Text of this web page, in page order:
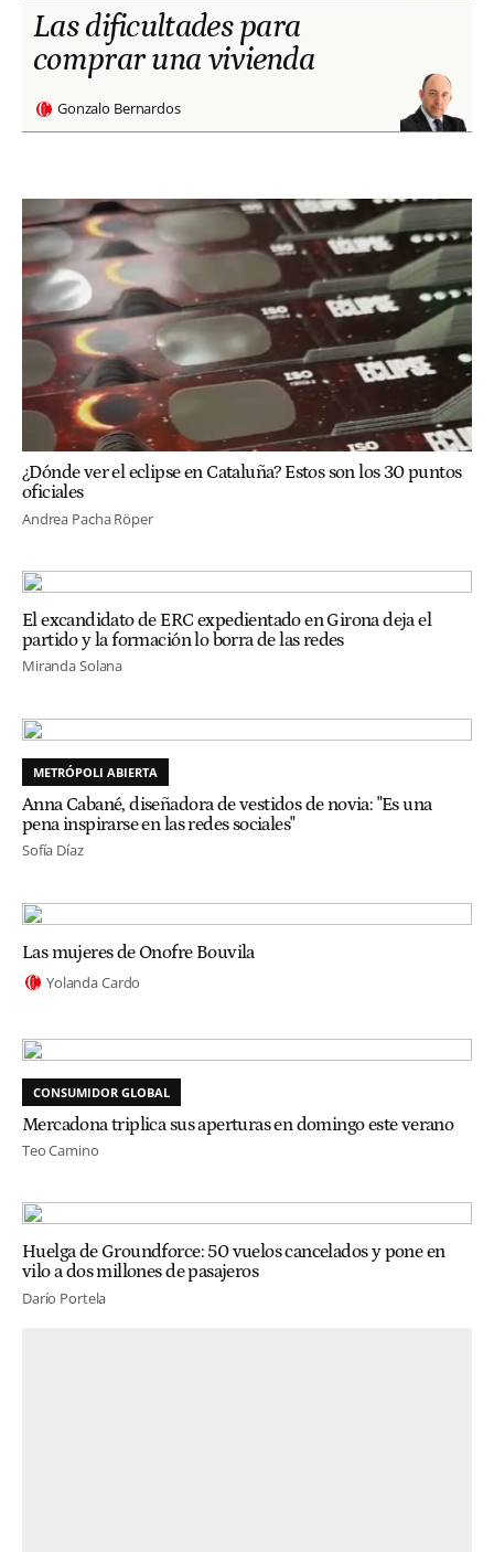
Las dificultades para
comprar una vivienda
Gonzalo Bernardos
¿Dónde ver el eclipse en Cataluña? Estos son los 30 puntos
oficiales
Andrea Pacha Röper
El excandidato de ERC expedientado en Girona deja el
partido y la formación lo borra de las redes
Miranda Solana
METRÓPOLI ABIERTA
Anna Cabané, diseñadora de vestidos de novia: "Es una
pena inspirarse en las redes sociales"
Sofía Díaz
Las mujeres de Onofre Bouvila
Yolanda Cardo
CONSUMIDOR GLOBAL
Mercadona triplica sus aperturas en domingo este verano
Teo Camino
Huelga de Groundforce: 50 vuelos cancelados y pone en
vilo a dos millones de pasajeros
Darío Portela